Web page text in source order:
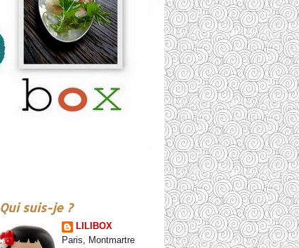
Qui suis-je ?
LILIBOX
Paris, Montmartre